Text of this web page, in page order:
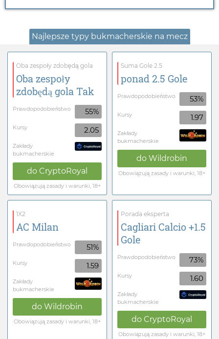
Najlepsze typy bukmacherskie na mecz
Oba zespoły zdobędą gola
Oba zespoły
zdobędą gola Tak
Prawdopodobieństwo 55%
Kursy 2.05
Zakłady
bukmacherskie
do CryptoRoyal
Obowiązują zasady i warunki, 18+
Suma Gole 2.5
ponad 2.5 Gole
Prawdopodobieństwo 53%
Kursy 1.97
Zakłady
bukmacherskie
do Wildrobin
Obowiązują zasady i warunki, 18+
1X2
AC Milan
Prawdopodobieństwo 51%
Kursy 1.59
Zakłady
bukmacherskie
do Wildrobin
Obowiązują zasady i warunki, 18+
Porada eksperta
Cagliari Calcio +1.5
Gole
Prawdopodobieństwo 73%
Kursy 1.60
Zakłady
bukmacherskie
do CryptoRoyal
Obowiązują zasady i warunki, 18+